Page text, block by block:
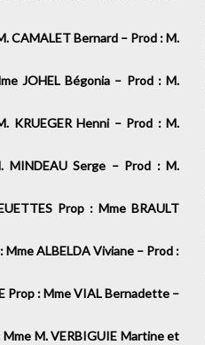
CAMALET Bernard – Prod : M.
JOHEL Bégonia – Prod : M.
KRUEGER Henni – Prod : M.
MINDEAU Serge – Prod : M.
Prop : Mme BRAULT
Mme ALBELDA Viviane – Prod :
Prop : Mme VIAL Bernadette –
M. VERBIGUIE Martine et